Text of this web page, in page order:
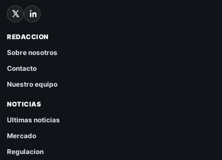
REDACCION
Sobre nosotros
Contacto
Nuestro equipo
NOTICIAS
Ultimas noticias
Mercado
Regulacion